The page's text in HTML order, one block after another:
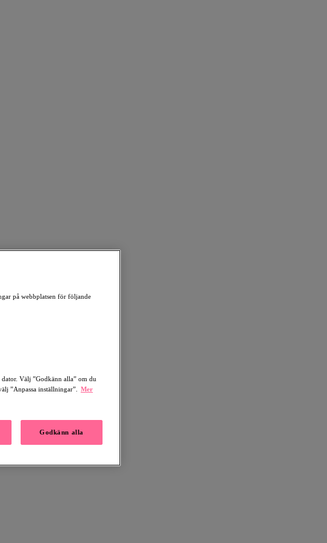
på webbplatsen för följande
Välj ”Godkänn alla” om du
”Anpassa inställningar”.
Mer
Godkänn alla